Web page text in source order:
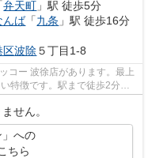
弁天町 」駅 徒歩5分
んば「九条 」駅 徒歩16分
区波除 ５丁目1-8
コー 波徐店があります。最上
特徴です。駅まで徒歩2分の
せん。
」への
ちら